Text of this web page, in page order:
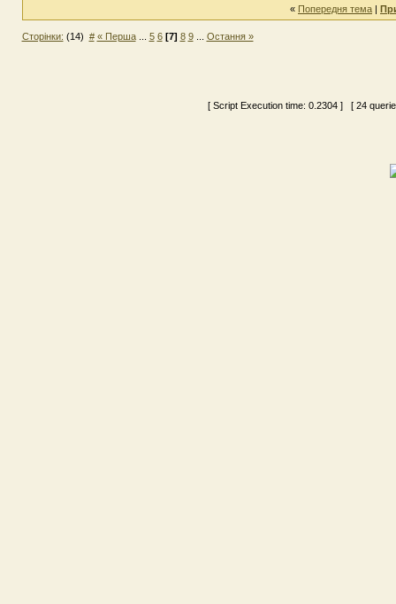
« Попередня тема |
Сторінки: (14) # « Перша... 5 6 [7] 8 9... Остання »
[ Script Execution time: 0.2304 ] [ 24